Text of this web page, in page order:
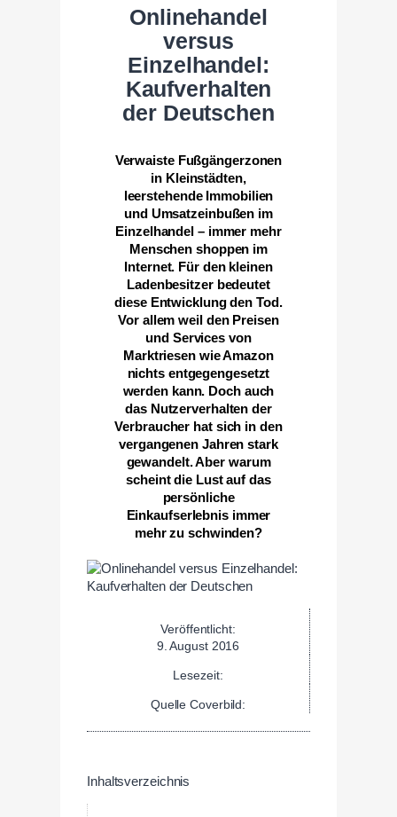
Onlinehandel
versus
Einzelhandel:
Kaufverhalten
der Deutschen
Verwaiste Fußgängerzonen
in Kleinstädten,
leerstehende Immobilien
und Umsatzeinbußen im
Einzelhandel – immer mehr
Menschen shoppen im
Internet. Für den kleinen
Ladenbesitzer bedeutet
diese Entwicklung den Tod.
Vor allem weil den Preisen
und Services von
Marktriesen wie Amazon
nichts entgegengesetzt
werden kann. Doch auch
das Nutzerverhalten der
Verbraucher hat sich in den
vergangenen Jahren stark
gewandelt. Aber warum
scheint die Lust auf das
persönliche
Einkaufserlebnis immer
mehr zu schwinden?
Veröffentlicht:
9. August 2016
Lesezeit:
Quelle Coverbild:
Inhaltsverzeichnis